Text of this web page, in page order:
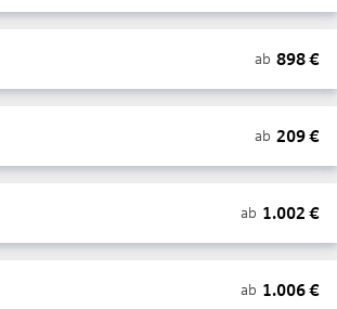
ab 898€
ab 209€
ab 1.002 €
ab 1.006€